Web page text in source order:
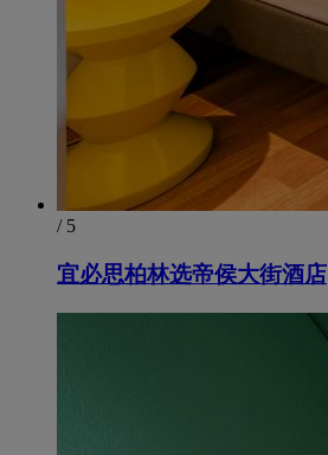
/ 5
宜必思柏林选帝侯大街酒店